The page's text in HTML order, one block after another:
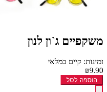
משקפיים ג`ון לנון
זמינות: קיים במלאי
₪9.90
הוספה לסל